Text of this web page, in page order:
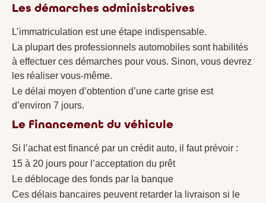
Les démarches administratives
L’immatriculation est une étape indispensable.
La plupart des professionnels automobiles sont habilités
à effectuer ces démarches pour vous. Sinon, vous devrez
les réaliser vous-même.
Le délai moyen d’obtention d’une carte grise est
d’environ 7 jours.
Le financement du véhicule
Si l’achat est financé par un crédit auto, il faut prévoir :
15 à 20 jours pour l’acceptation du prêt
Le déblocage des fonds par la banque
Ces délais bancaires peuvent retarder la livraison si le